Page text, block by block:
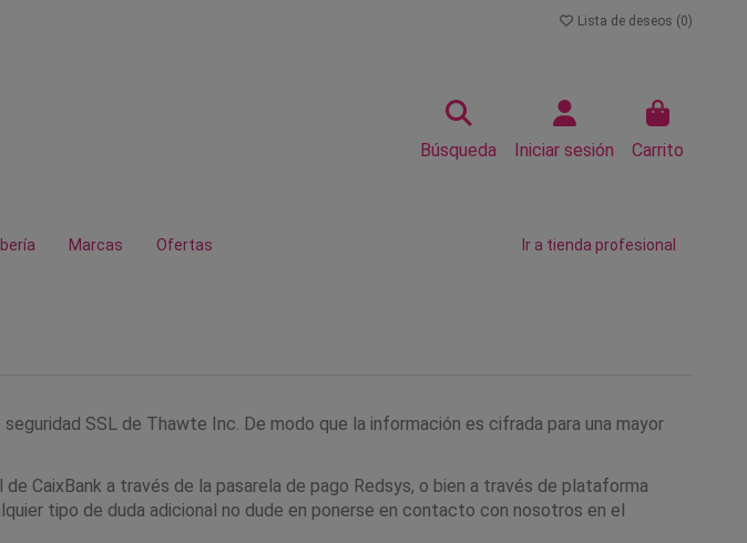
Lista de deseos (0)
Búsqueda Iniciar sesión Carrito
Marcas Ofertas Ir a tienda profesional
SSL de Thawte Inc . De modo que la información es cifrada para una mayor
de CaixBank a través de la pasarela de pago Redsys, o bien a través de plataforma
tipo de duda adicional no dude en ponerse en contacto con nosotros en el